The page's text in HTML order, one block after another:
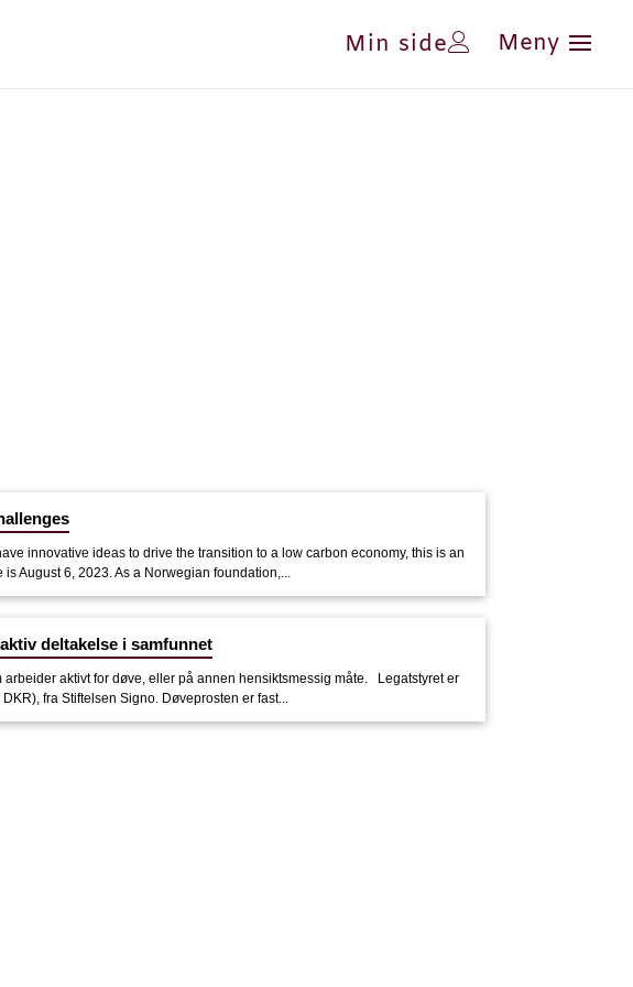
Min side
innovative ideas to drive the transition to a low carbon economy, this is an
August 6, 2023. As a Norwegian foundation,...
deltakelse i samfunnet
aktivt for døve, eller på annen hensiktsmessig måte. Legatstyret er
fra Stiftelsen Signo. Døveprosten er fast...